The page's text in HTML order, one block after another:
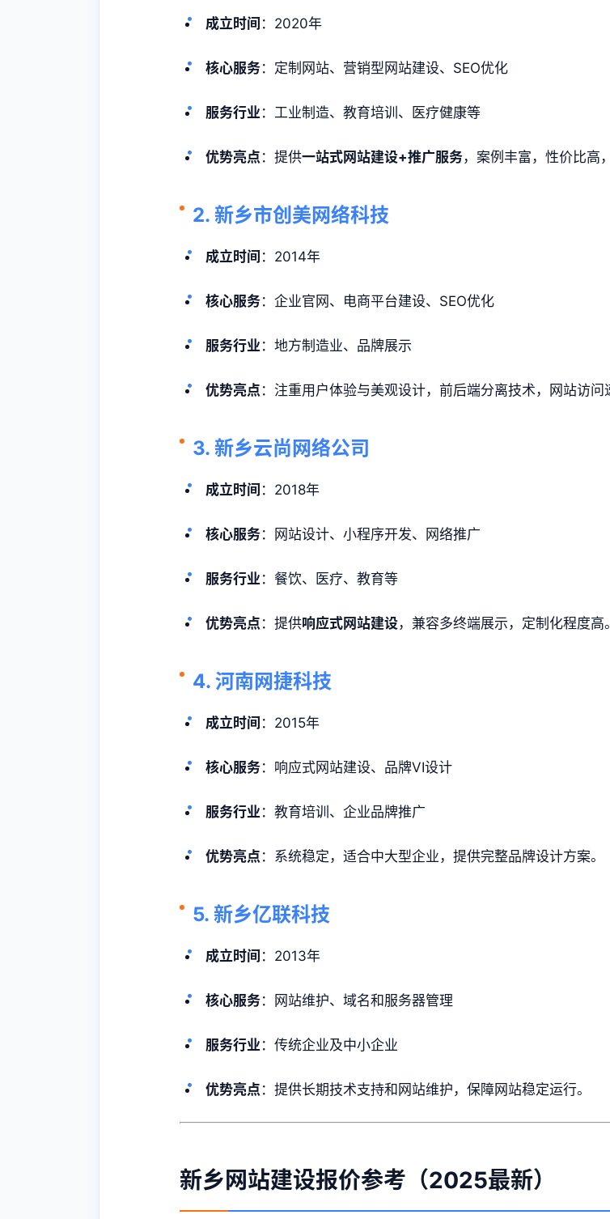
成立时间 ：2020年
核心服务：定制网站、营销型网站建设、SEO优化
服务行业：工业制造、教育培训、医疗健康等
优势亮点 ：提供一站式网站建设+推广服务，案例丰富，性价比高
2. 新乡市创美网络科技
成立时间 ：2014年
核心服务：企业官网、电商平台建设、SEO优化
服务行业：地方制造业、品牌展示
优势亮点 ：注重用户体验与美观设计，前后端分离技术，网站访问
3. 新乡云尚网络公司
成立时间 ：2018年
核心服务：网站设计、小程序开发、网络推广
服务行业：餐饮、医疗、教育等
优势亮点 ：提供响应式网站建设，兼容多终端展示，定制化程度高。
4. 河南网捷科技
成立时间 ：2015年
核心服务：响应式网站建设、品牌VI设计
服务行业：教育培训、企业品牌推广
优势亮点 ：系统稳定，适合中大型企业，提供完整品牌设计方案。
5. 新乡亿联科技
成立时间 ：2013年
核心服务：网站维护、域名和服务器管理
服务行业：传统企业及中小企业
优势亮点 ：提供长期技术支持和网站维护，保障网站稳定运行。
新乡网站建设报价参考（2025最新）